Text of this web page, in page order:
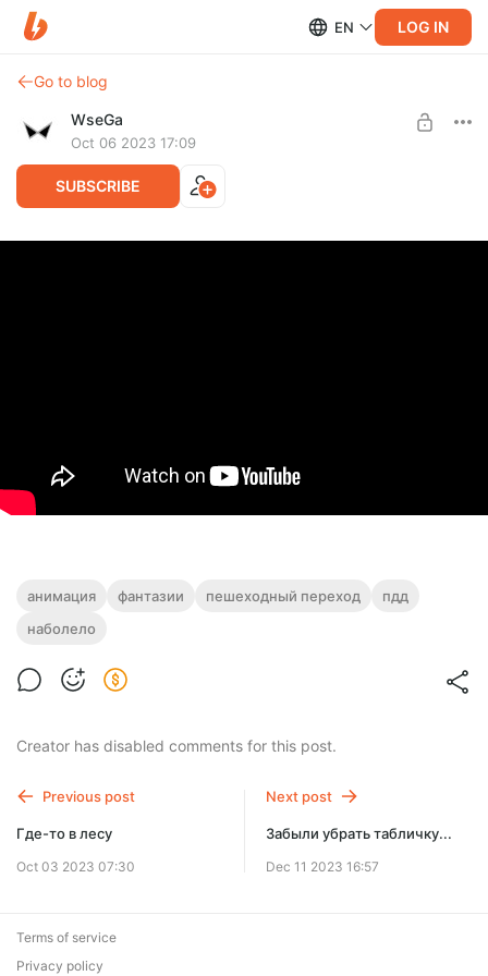
EN LOG IN
Go to blog
WseGa
Oct 06 2023 17:09
SUBSCRIBE
анимация фантазии пешеходный переход
пдд
наболело
Creator has disabled comments for this post.
Previous post
Где-то в лесу
Oct 03 2023 07:30
Next post
Забыли убрать табличку...
Dec 11 2023 16:57
Terms of service
Privacy policy